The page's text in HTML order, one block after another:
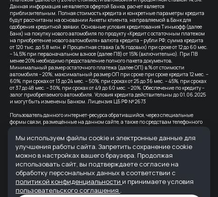
Данная информация не является офертой Банка, расчет является
приблизительным. Полная стоимость кредита и конкретные параметры кредита
будут рассчитаны на основании Анкеты клиента, направляемой в Банк для
одобрения кредитной заявки. Основные условия кредитования Тинькофф (далее
Банк) на покупку нового автомобиля по продукту «Кредит с остаточным платежом
на приобретение нового автомобиля» валюта кредита – рубли РФ; сумма кредита
от 120 тыс. до 5.8 млн. ₽ Процентная ставка (в % годовых) при сроке от 12 до 60 мес.
– 14,5% при первоначальном взносе (далее ПВ) от 15% (включительно). При ПВ
менее 20% необходимо предоставление полного пакета документов.
Минимальный размер остаточного платежа (далее ОП) в % от стоимости
автомобиля – 20%; максимальный размер ОП при сроке при сроке кредита 12 мес. –
60%, при сроках от 13 до 24 мес. – 50%, при сроках от 25 до 36 мес. – 45%, при сроках
от 37 до 48 мес. – 30%, при сроках от 49 до 60 мес. – 20%. Обеспечение по кредиту –
залог приобретаемого автомобиля. Условия кредита действительны до 01.06.2025
и могут быть изменены Банком. Лицензия ЦБ РФ № 2673
Пользователь данного интернет-ресурса обратившийся, через специальные
формы связи, размещённые на данном сайте, а также по средствам телефонного
звонка, выражает свое безусловное согласие продолжить устную или письменную
коммуникацию с помощью электронных средств связи, в т.ч.: sms-
информирование, e-mail-рассылка и т.п. и т.д.
Все цены на сайте указаны с учетом скидок.
Банк-партнер: ВТБ (ПАО), Лицензия Банка ВТБ — №1000 от 08.07.2015. Партнер по
страхованию: СПАО «Ингосстрах», лицензия ЦБ РФ № 0928
Реквизиты организации: ООО "АВРОРА" ИНН 6165235622 ОГРН 1236100007373
Мы используем файлы cookie и электронные данные для
улучшения работы сайта. Запретить сохранение cookie
можно в настройках вашего браузера. Продолжая
использовать сайт, вы подтверждаете согласие на
обработку персональных данных в соответствии с
политикой конфиденциальности и принимаете условия
пользовательского соглашения .